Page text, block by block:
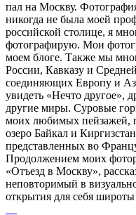
пал на Москву.
никогда не была моей
российской столице, я
фотографирую. Мои
моем блоге. Также мы
России, Кавказу и
соединяющих Европу и
увидеть «Нечто другое»,
другие миры. Суровые
моих любимых пейзажей,
озеро Байкал и
представленных во
Продолжением моих
«Отъезд в Москву»,
неповторимый в
открытия для себя